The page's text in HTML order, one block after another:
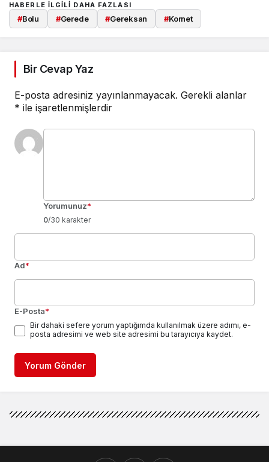
HABERLE ILGILI DAHA FAZLASI
#Bolu #Gerede #Gereksan #Kornet
Bir Cevap Yaz
E-posta adresiniz yayınlanmayacak. Gerekli alanlar
* ile işaretlenmişlerdir
Yorumunuz*
0/30 karakter
Ad*
E-Posta*
Bir dahaki sefere yorum yaptığımda kullanılmak üzere adımı, e-
posta adresimi ve web site adresimi bu tarayıcıya kaydet.
Yorum Gönder